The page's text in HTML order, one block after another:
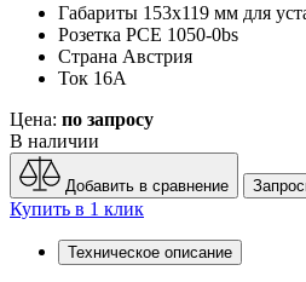
Габариты 153х119 мм для
Розетка РСЕ 1050-0bs
Страна Австрия
Ток 16А
Цена: по запросу
В наличии
Добавить в сравнение
Купить в 1 клик
Техническое описание